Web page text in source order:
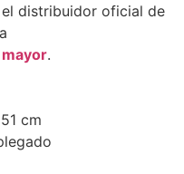
distribuidor oficial de
.
cm